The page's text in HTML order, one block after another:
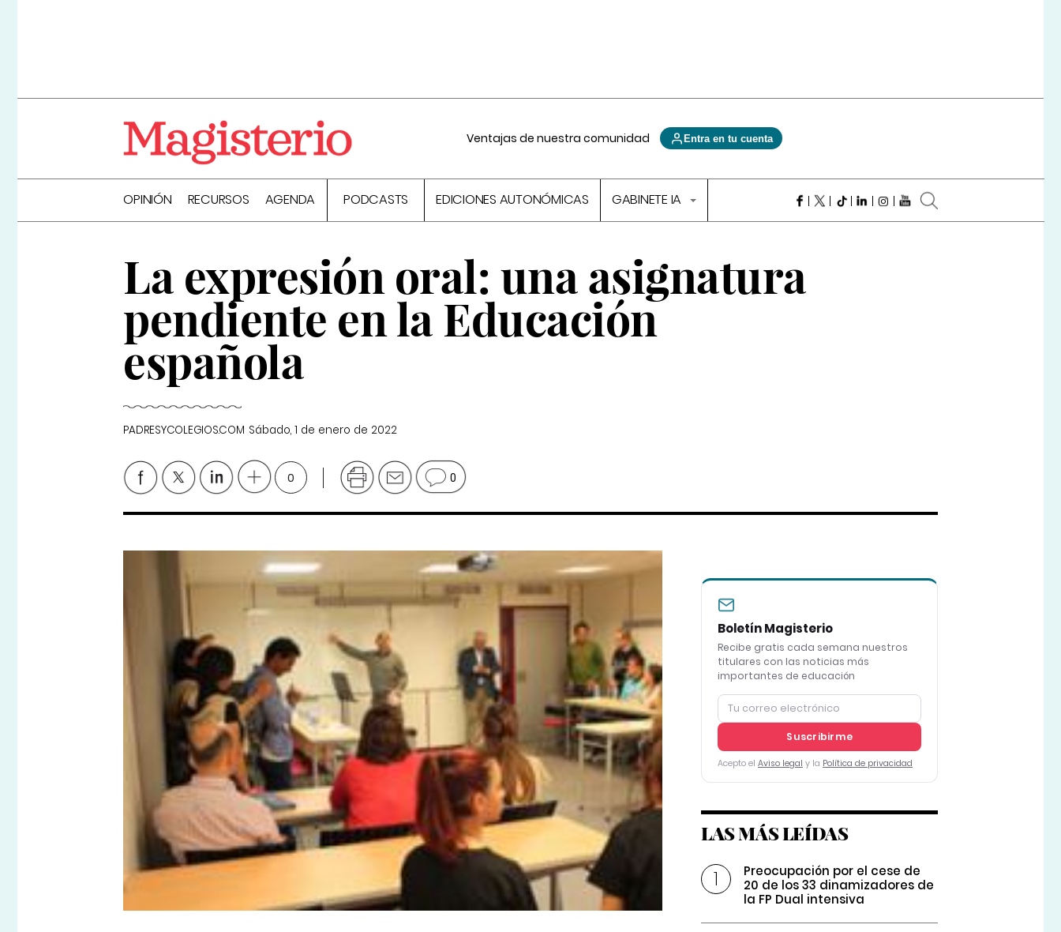
Ventajas de nuestra comunidad Entra en tu cuenta
OPINIÓN RECURSOS AGENDA PODCASTS EDICIONES AUTONÓMICAS GABINETE IA
La expresión oral: una asignatura
pendiente en la Educación
española
PADRESYCOLEGIOS.COM Sábado, 1 de enero de 2022
0 0
Boletín Magisterio
Recibe gratis cada semana nuestros
titulares con las noticias más
importantes de educación
Suscribirme
Acepto el Aviso legal y la Política de privacidad
LAS MÁS LEÍDAS
Preocupación por el cese de
20 de los 33 dinamizadores de
la FP Dual intensiva